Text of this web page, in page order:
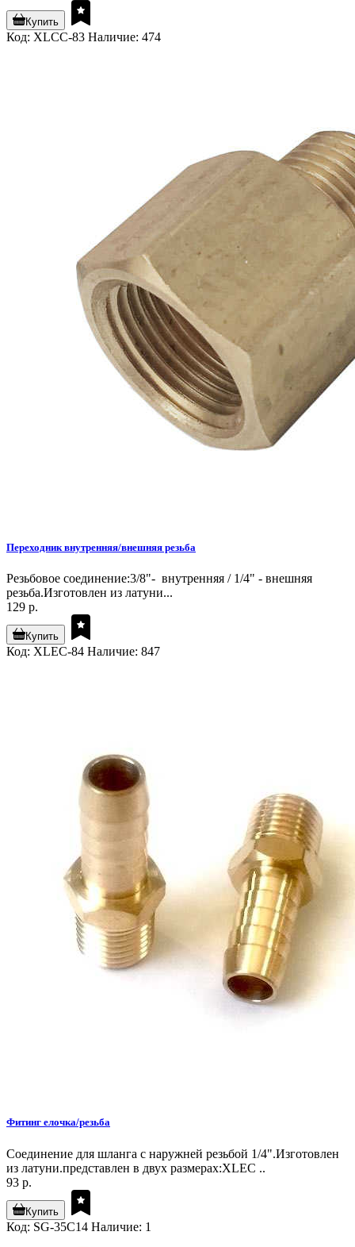
Купить
Код: XLCC-83 Наличие: 474
Переходник внутренняя/внешняя резьба
Резьбовое соединение:3/8"- внутренняя / 1/4" - внешняя
резьба.Изготовлен из латуни...
129 р.
Купить
Код: XLEC-84 Наличие: 847
Фитинг елочка/резьба
Соединение для шланга с наружней резьбой 1/4".Изготовлен
из латуни.представлен в двух размерах:XLEC ..
93 р.
Купить
Код: SG-35C14 Наличие: 1